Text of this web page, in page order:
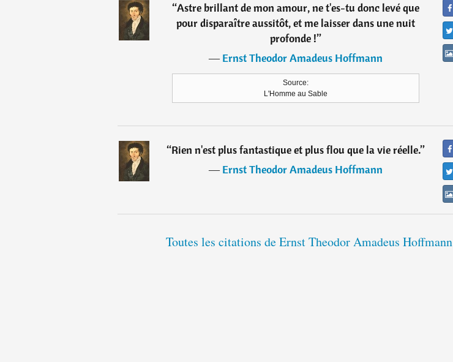
“Astre brillant de mon amour, ne t'es-tu donc levé que
pour disparaître aussitôt, et me laisser dans une nuit
profonde !”
―Ernst Theodor Amadeus Hoffmann
Source:
L'Homme au Sable
“Rien n'est plus fantastique et plus flou que la vie réelle.”
―Ernst Theodor Amadeus Hoffmann
Toutes les citations de Ernst Theodor Amadeus Hoffmann